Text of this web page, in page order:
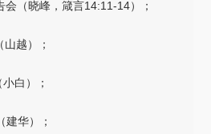
（晓峰，箴言14:11-14）；
越）；
白）；
华）；